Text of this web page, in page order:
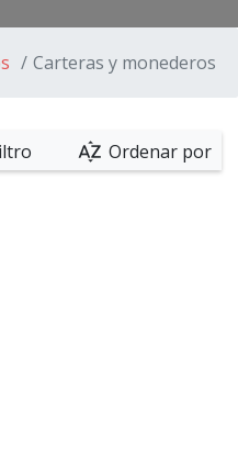
Carteras y monederos
sort_by_alpha Ordenar por